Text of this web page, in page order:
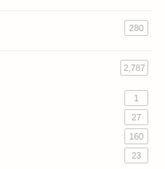
280
2,787
1
27
160
23